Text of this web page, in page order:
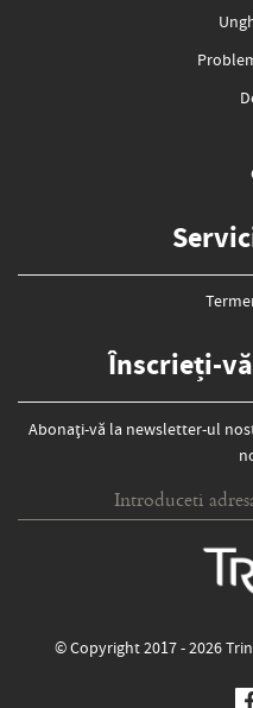
Înscrieți-
Abonați-vă la newsletter-ul
© Copyright 2017 - 2026